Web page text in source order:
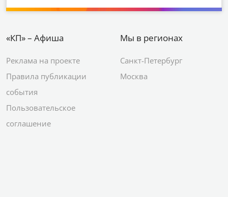
«КП» – Афиша
Реклама на проекте
Правила публикации
события
Пользовательское
соглашение
Мы в регионах
Санкт-Петербург
Москва